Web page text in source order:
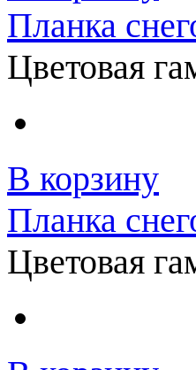
Планка
Цветовая
В корзину
Планка
Цветовая